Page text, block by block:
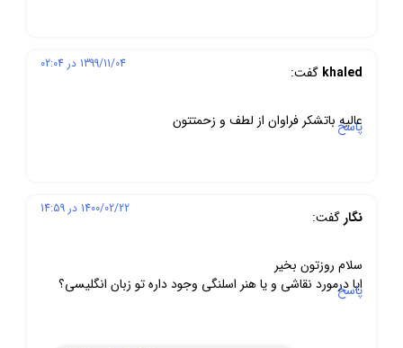
khaled گفت: 1399/11/04 در 02:04
عالیه باتشکر فراوان از لطف و زحمتتون
پاسخ
نگار گفت: 1400/02/22 در 14:59
سلام روزتون بخیر
ایا درمورد نقاشی و یا هنر اسلنگی وجود داره تو زبان انگلیسی؟
پاسخ